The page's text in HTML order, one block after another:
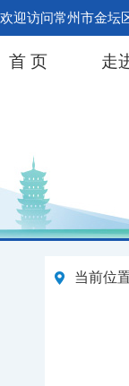
欢迎访问常州市金坛
首 页 走
当前位